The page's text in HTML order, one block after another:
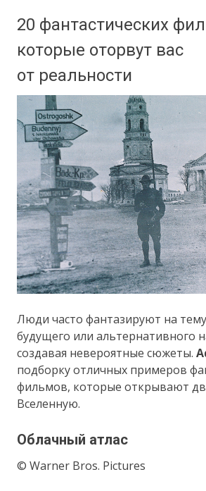
20 фантастических
которые оторвут вас
от реальности
Люди часто фантазируют на
будущего или альтернативного
создавая невероятные сюжеты.
подборку отличных примеров
фильмов, которые открывают
Вселенную.
Облачный атлас
© Warner Bros. Pictures